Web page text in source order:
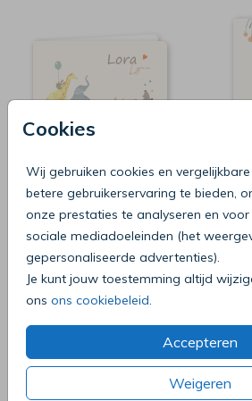
Cookies
Wij gebruiken cookies en
betere gebruikerservaring te bieden,
onze prestaties te analyseren en
sociale mediadoeleinden (het
gepersonaliseerde advertenties).
Je kunt jouw toestemming altijd
ons ons cookiebeleid.
Accepteren
Weigeren